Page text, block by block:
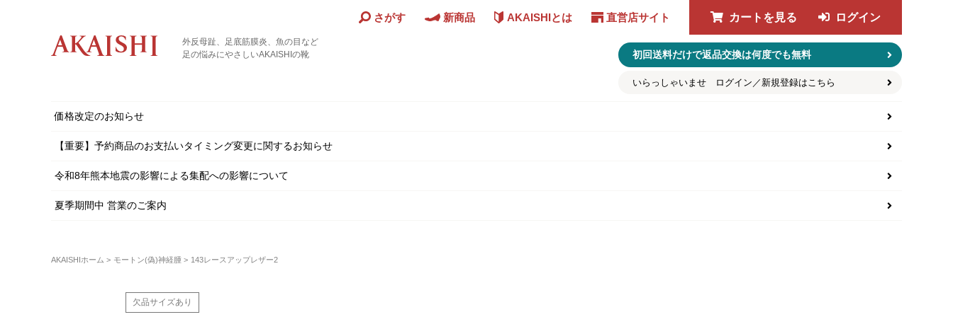
外反母趾、足底筋膜炎、魚の目など
足の悩みにやさしいAKAISHIの靴
さがす 新商品 AKAISHIとは 直営店サイト カートを見る ログイン
初回送料だけで返品交換は何度でも無料
いらっしゃいませ ログイン／新規登録はこちら
価格改定のお知らせ
【重要】予約商品のお支払いタイミング変更に関するお知らせ
令和8年熊本地震の影響による集配への影響について
夏季期間中 営業のご案内
AKAISHIホーム モートン(偽)神経腫 143レースアップレザー2
欠品サイズあり